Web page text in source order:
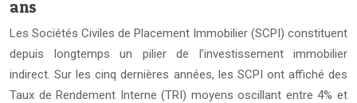
ans
Les Sociétés Civiles de Placement Immobilier (SCPI) constituent
depuis longtemps un pilier de l’investissement immobilier
indirect. Sur les cinq dernières années, les SCPI ont affiché des
Taux de Rendement Interne (TRI) moyens oscillant entre 4% et